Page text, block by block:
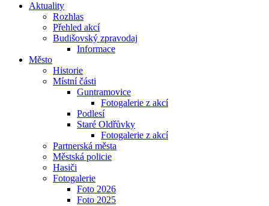
Aktuality
Rozhlas
Přehled akcí
Budišovský zpravodaj
Informace
Město
Historie
Místní části
Guntramovice
Fotogalerie z akcí
Podlesí
Staré Oldřůvky
Fotogalerie z akcí
Partnerská města
Městská policie
Hasiči
Fotogalerie
Foto 2026
Foto 2025